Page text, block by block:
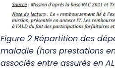
Figure 2Répartition des
maladie (hors prestations
associés entre assurés en